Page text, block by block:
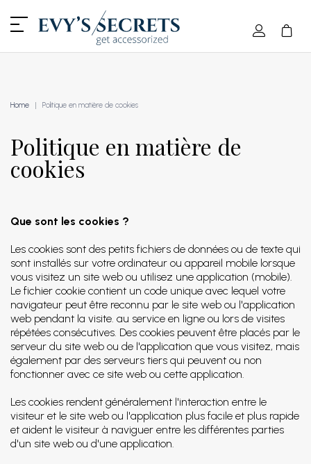
Home Politique en matière de cookies
Politique en matière de
cookies
Que sont les cookies ?
Les cookies sont des petits fichiers de données ou de texte qui
sont installés sur votre ordinateur ou appareil mobile lorsque
vous visitez un site web ou utilisez une application (mobile).
Le fichier cookie contient un code unique avec lequel votre
navigateur peut être reconnu par le site web ou l'application
web pendant la visite. au service en ligne ou lors de visites
répétées consécutives. Des cookies peuvent être placés par le
serveur du site web ou de l'application que vous visitez, mais
également par des serveurs tiers qui peuvent ou non
fonctionner avec ce site web ou cette application.
Les cookies rendent généralement l'interaction entre le
visiteur et le site web ou l'application plus facile et plus rapide
et aident le visiteur à naviguer entre les différentes parties
d'un site web ou d'une application.